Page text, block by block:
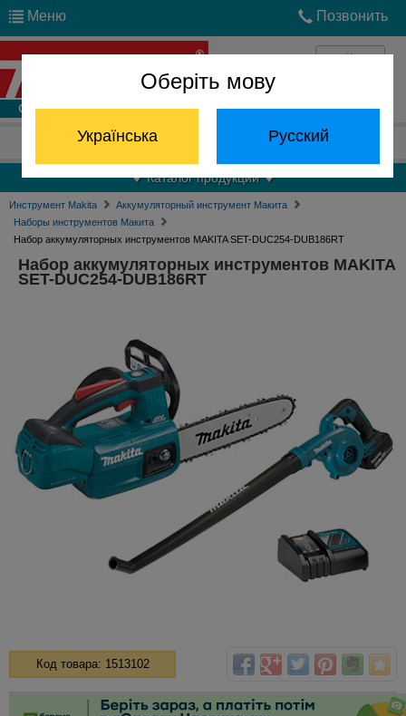
Оберіть мову
Українська Русский
Меню Позвонить
Войти
Отдел запчастей: (068) 824-24-24
Каталог продукции
Инструмент Makita
Аккумуляторный инструмент Макита
Наборы инструментов Макита
Набор аккумуляторных инструментов MAKITA SET-DUC254-DUB186RT
Набор аккумуляторных инструментов MAKITA
SET-DUC254-DUB186RT
Код товара: 1513102